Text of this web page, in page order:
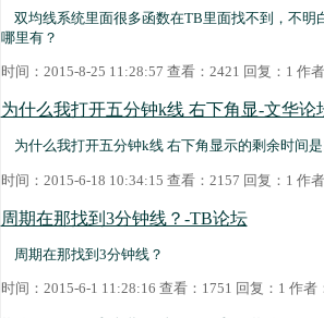
双均线系统里面很多函数在TB里面找不到，不明
哪里有？
时间：2015-8-25 11:28:57 查看：2421 回复：1 作者
为什么我打开五分钟k线 右下角显-文华论
为什么我打开五分钟k线 右下角显示的剩余时间
时间：2015-6-18 10:34:15 查看：2157 回复：1 作者
周期在那找到3分钟线？-TB论坛
周期在那找到3分钟线？
时间：2015-6-1 11:28:16 查看：1751 回复：1 作者